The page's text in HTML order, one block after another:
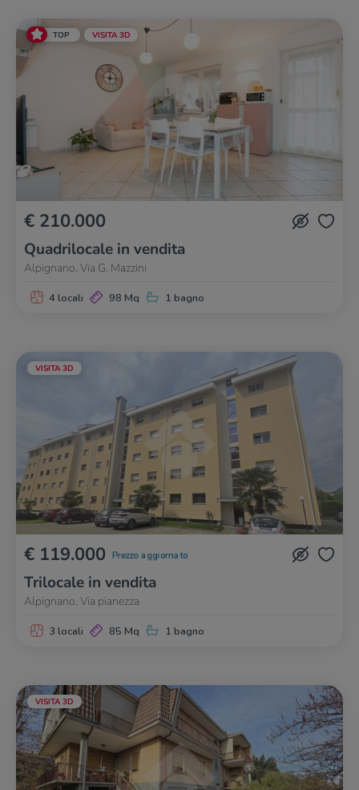
TOP VISITA 3D
€ 210.000
Quadrilocale in vendita
Alpignano, Via G. Mazzini
4 locali 98 Mq 1 bagno
VISITA 3D
€ 119.000 Prezzo aggiornato
Trilocale in vendita
Alpignano, Via pianezza
3 locali 85 Mq 1 bagno
VISITA 3D